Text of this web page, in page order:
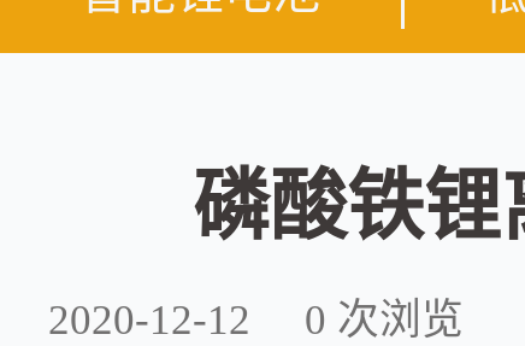
磷酸铁
2020-12-12 0 次浏览